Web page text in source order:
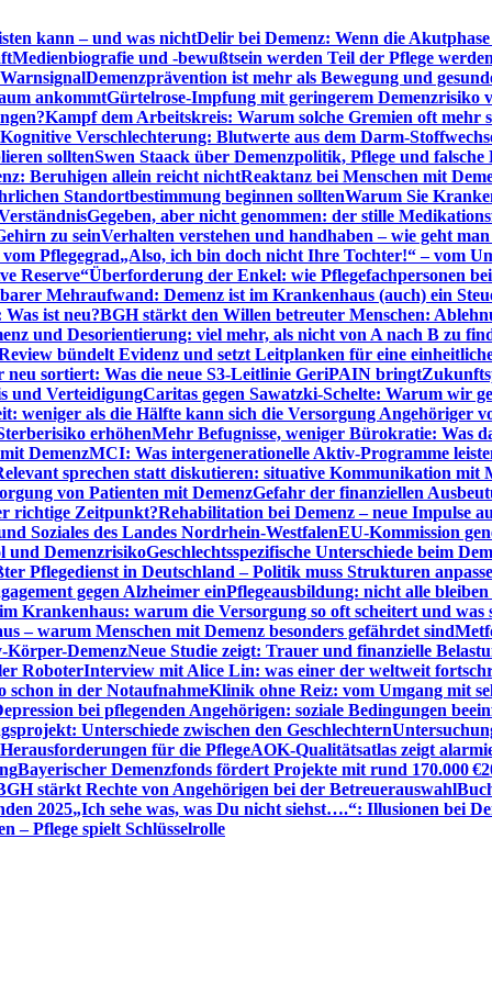
kann – und was nichtDelir bei Demenz: Wenn die
Medienbiografie und -bewußtsein werden Teil der Pflege werden
Demenzprävention ist mehr als Bewegung und
ankommtGürtelrose-Impfung mit geringerem Demenzrisiko
Kampf dem Arbeitskreis: Warum solche Gremien oft mehr
Kognitive Verschlechterung: Blutwerte aus dem Darm-
solltenSwen Staack über Demenzpolitik, Pflege und falsche
Beruhigen allein reicht nichtReaktanz bei Menschen mit
Standortbestimmung beginnen solltenWarum Sie
Gegeben, aber nicht genommen: der stille
zu seinVerhalten verstehen und handhaben – wie geht
Pflegegrad„Also, ich bin doch nicht Ihre Tochter!“ – vom
Reserve“Überforderung der Enkel: wie Pflegefachpersonen
Mehraufwand: Demenz ist im Krankenhaus (auch) ein
ist neu?BGH stärkt den Willen betreuter Menschen:
und Desorientierung: viel mehr, als nicht von A nach B zu
bündelt Evidenz und setzt Leitplanken für eine
neu sortiert: Was die neue S3-Leitlinie GeriPAIN bringt
und VerteidigungCaritas gegen Sawatzki-Schelte: Warum wir
weniger als die Hälfte kann sich die Versorgung Angehöriger
erhöhenMehr Befugnisse, weniger Bürokratie: Was
DemenzMCI: Was intergenerationelle Aktiv-Programme
sprechen statt diskutieren: situative Kommunikation mit
von Patienten mit DemenzGefahr der finanziellen
richtige Zeitpunkt?Rehabilitation bei Demenz – neue Impulse
Soziales des Landes Nordrhein-WestfalenEU-Kommission
und DemenzrisikoGeschlechtsspezifische Unterschiede beim
Pflegedienst in Deutschland – Politik muss Strukturen
gegen Alzheimer einPflegeausbildung: nicht alle bleiben
Krankenhaus: warum die Versorgung so oft scheitert und was
– warum Menschen mit Demenz besonders gefährdet sind
Körper-DemenzNeue Studie zeigt: Trauer und finanzielle
RoboterInterview mit Alice Lin: was einer der weltweit
schon in der NotaufnahmeKlinik ohne Reiz: vom Umgang mit
bei pflegenden Angehörigen: soziale Bedingungen
Unterschiede zwischen den Geschlechtern
für die PflegeAOK-Qualitätsatlas zeigt
Bayerischer Demenzfonds fördert Projekte mit rund 170.000 €
stärkt Rechte von Angehörigen bei der Betreuerauswahl
2025„Ich sehe was, was Du nicht siehst….“: Illusionen bei
– Pflege spielt Schlüsselrolle